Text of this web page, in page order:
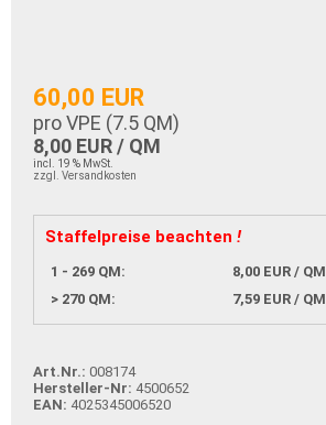
60,00 EUR
pro VPE (7.5 QM)
8,00 EUR / QM
incl. 19 % MwSt.
zzgl. Versandkosten
Staffelpreise beachten !
1 - 269 QM:
8,00 EUR / QM
> 270 QM:
7,59 EUR / QM
Art.Nr.: 008174
Hersteller-Nr: 4500652
EAN: 4025345006520